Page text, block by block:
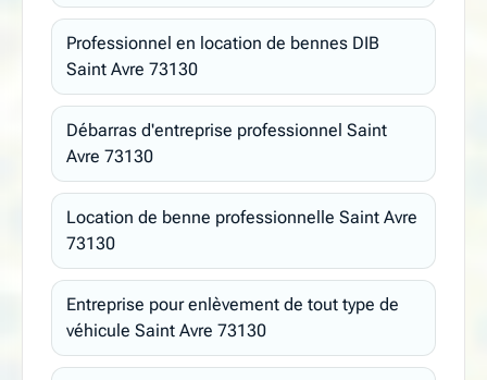
Professionnel en location de bennes DIB
Saint Avre 73130
Débarras d'entreprise professionnel Saint
Avre 73130
Location de benne professionnelle Saint Avre
73130
Entreprise pour enlèvement de tout type de
véhicule Saint Avre 73130